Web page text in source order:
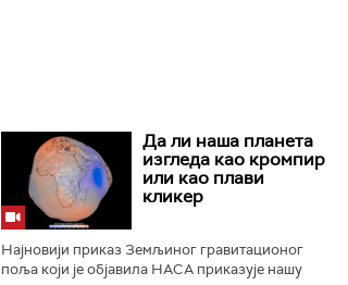
Да ли наша планета
изгледа као кромпир
или као плави
кликер
Најновији приказ Земљиног гравитационог
поља који је објавила НАСА приказује нашу